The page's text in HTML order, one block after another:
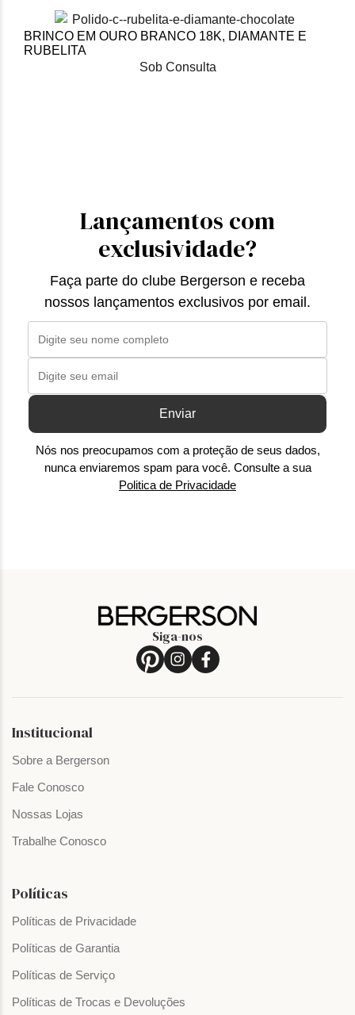
BRINCO EM OURO BRANCO 18K, DIAMANTE E
RUBELITA
Sob Consulta
Lançamentos com
exclusividade?
Faça parte do clube Bergerson e receba
nossos lançamentos exclusivos por email.
Enviar
Nós nos preocupamos com a proteção de seus dados,
nunca enviaremos spam para você. Consulte a sua
Politica de Privacidade
Siga-nos
Institucional
Sobre a Bergerson
Fale Conosco
Nossas Lojas
Trabalhe Conosco
Políticas
Políticas de Privacidade
Políticas de Garantia
Políticas de Serviço
Políticas de Trocas e Devoluções